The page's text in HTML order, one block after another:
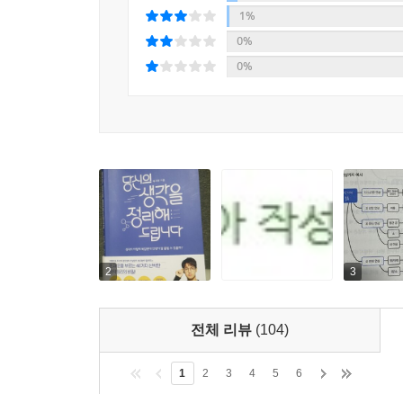
해낼 수 있었던 것은 “생각을 행동으로 바꾸는 방
저자는 “생각을 정리하는 방법을 제대로 알면
정부기관, 대기업, 대학에서 연 250회가 넘는 강의
생각정리스킬을 통한 실행, 변화, 성취의 순간들을
이 책에서 제시하는 생각정리스킬이 더욱 주목
업무영역에서 얼마나 큰 성과를 낼 수 있는지 보
대기업에서 끊임없이 그를 초빙해 강의를 부탁하
1%
0%
0%
2 3
전체 리뷰 (104)
1 2 3 4 5 6